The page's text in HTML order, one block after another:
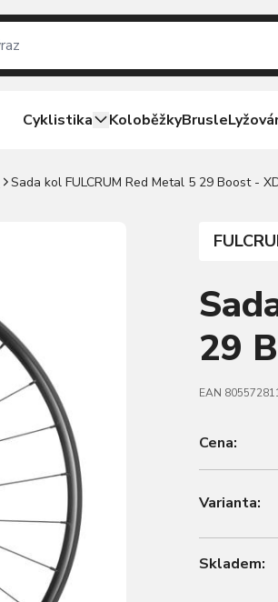
Cyklistika KoloběžkyBrusle
Sada kol FULCRUM Red Metal 5 29 Boost -
29
EAN
Cena:
Varianta:
Skladem: